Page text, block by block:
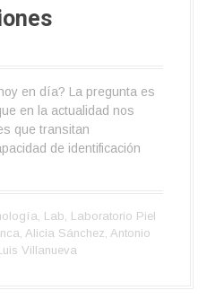
en día? La pregunta es
en la actualidad nos
que transitan
de identificación
Lab Laboratorio Piel
Alicia Sánchez Antonio
Villanueva